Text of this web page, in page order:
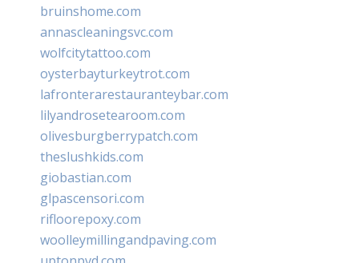
bruinshome.com
annascleaningsvc.com
wolfcitytattoo.com
oysterbayturkeytrot.com
lafronterarestauranteybar.com
lilyandrosetearoom.com
olivesburgberrypatch.com
theslushkids.com
giobastian.com
glpascensori.com
rifloorepoxy.com
woolleymillingandpaving.com